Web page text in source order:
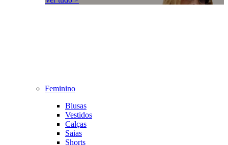
Feminino
Blusas
Vestidos
Calças
Saias
Shorts